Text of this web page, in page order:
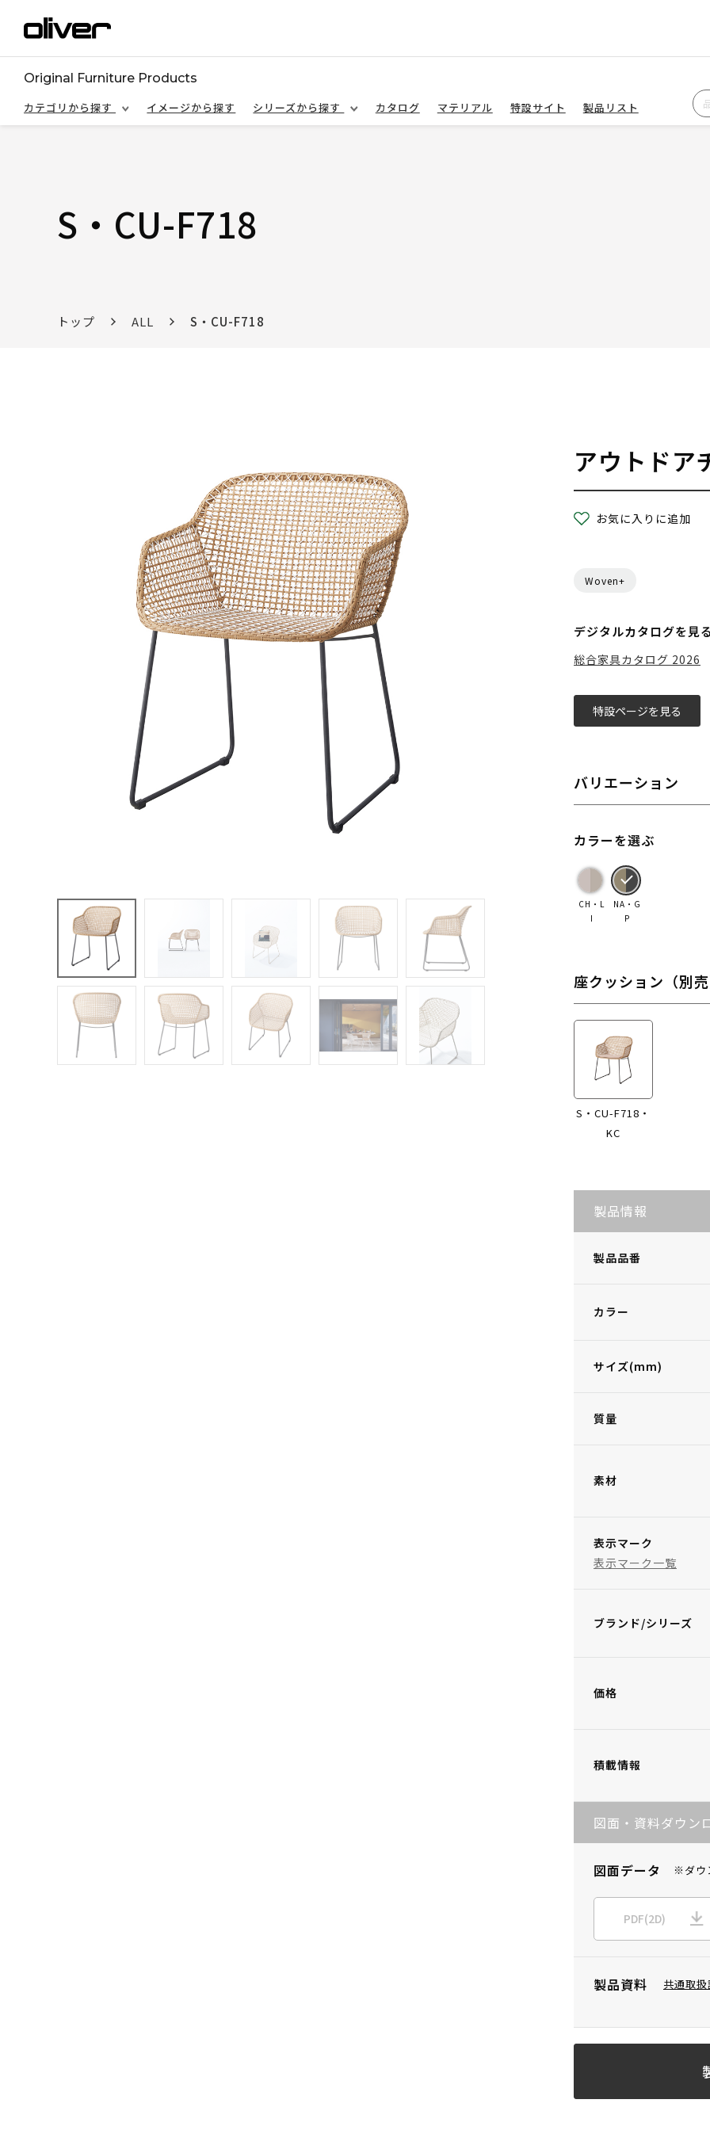
Original Furniture Products
カテゴリから探す
イメージから探す シリーズから探す カタログ マテリアル 特設サイト 製品リスト
S・CU-F718
トップ ALL S・CU-F718
アウトドア
お気に入りに追加
Woven+
デジタルカタログを見
総合家具カタログ 2026
特設ページを見る
バリエーション
カラーを選ぶ
CH・L
I
NA・G
P
座クッション（別
S・CU-F718・
KC
製品情報
製品品番
カラー
サイズ(mm)
質量
素材
表示マーク
表示マーク一覧
ブランド/シリーズ
価格
積載情報
図面・資料ダウン
図面データ ※ダウ
PDF(2D)
製品資料 共通取